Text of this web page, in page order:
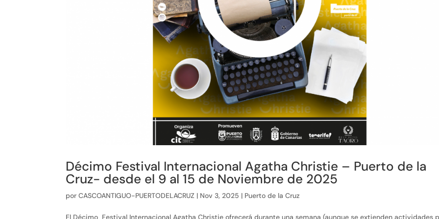
Décimo Festival Internacional Agatha Christie – Puerto de la
Cruz- desde el 9 al 15 de Noviembre de 2025
porCASCOANTIGUO-PUERTODELACRUZ | Nov 3, 2025 | Puerto de la Cruz
El Décimo Festival Internacional Agatha Christie ofrecerá durante una semana (aunque se extienden actividades